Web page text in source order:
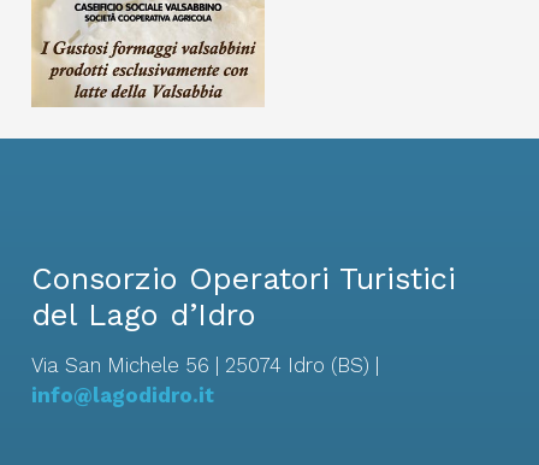
Consorzio Operatori Turistici
del Lago d’Idro
Via San Michele 56 | 25074 Idro (BS) |
info@lagodidro.it